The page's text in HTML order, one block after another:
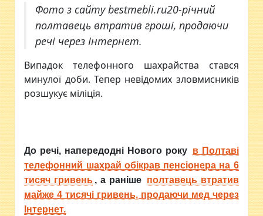
Фото з сайту bestmebli.ru20-річний
полтавець втратив гроші, продаючи
речі через Інтернет.
Випадок телефонного шахрайства стався
минулої доби. Тепер невідомих зловмисників
розшукує міліція.
До речі, напередодні Нового року в Полтаві
телефонний шахрай обікрав пенсіонера на 6
тисяч гривень , а раніше полтавець втратив
майже 4 тисячі гривень, продаючи мед через
Інтернет.